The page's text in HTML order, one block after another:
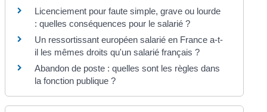
Licenciement pour faute simple, grave ou lourde
: quelles conséquences pour le salarié ?
Un ressortissant européen salarié en France a-t-
il les mêmes droits qu'un salarié français ?
Abandon de poste : quelles sont les règles dans
la fonction publique ?